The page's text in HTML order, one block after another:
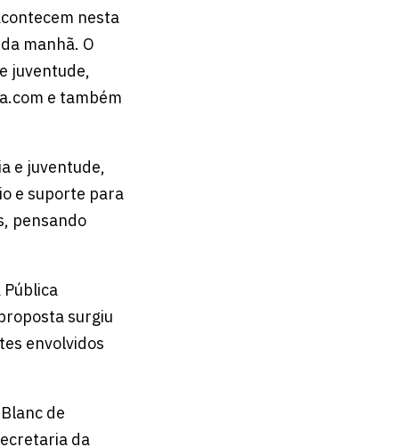
nesta
manhã. O
juventude,
e também
e juventude,
e suporte para
pensando
Pública
surgiu
envolvidos
de
da